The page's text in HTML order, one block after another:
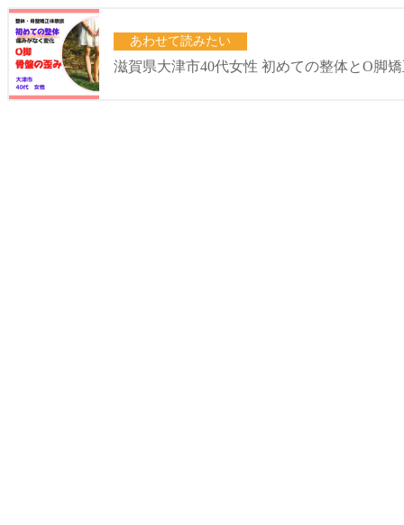
あわせて読みたい
滋賀県大津市40代女性 初めての整体とO脚